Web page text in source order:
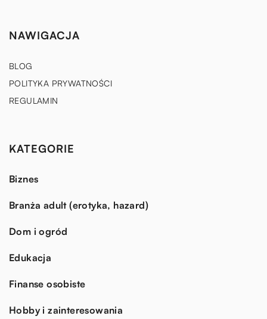
NAWIGACJA
BLOG
POLITYKA PRYWATNOŚCI
REGULAMIN
KATEGORIE
Biznes
Branża adult (erotyka, hazard)
Dom i ogród
Edukacja
Finanse osobiste
Hobby i zainteresowania